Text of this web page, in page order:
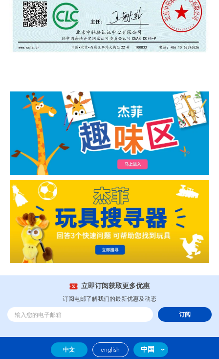
立即订阅获取更多优惠
订阅电邮了解我们的最新优惠及动态
订阅
中文 english 中国